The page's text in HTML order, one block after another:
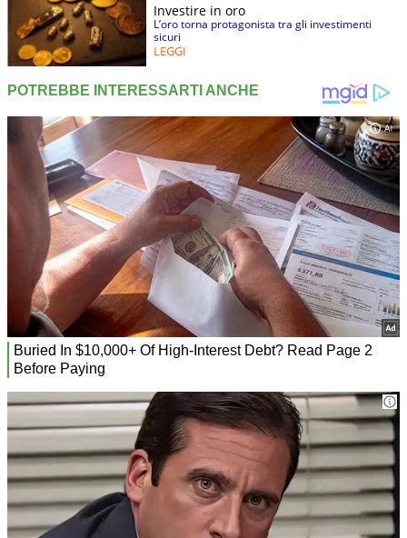
Investire in oro
L’oro torna protagonista tra gli investimenti
sicuri
LEGGI